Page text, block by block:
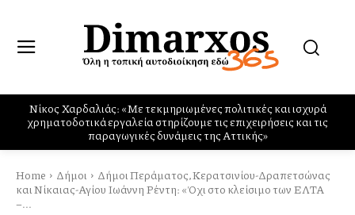
Ο Σύλλογος των Αιγινητών οργανώνει Κοινωνικό Φροντιστήριο
Home Δήμοι
Δήμοι Περάματος,Κερατσινίου-Δραπετσώνας
και Νίκαιας-Αγίου Ιωάννη Ρέντη: «Όχι στο κλείσιμο των ΕΛΤΑ
–...